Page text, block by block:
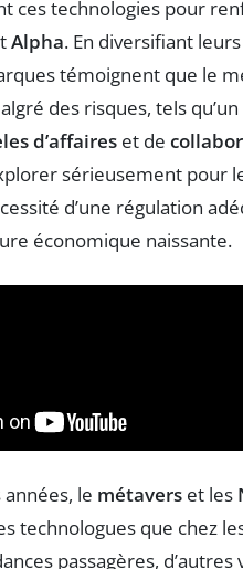
ces technologies pour
Alpha. En diversifiant
témoignent que le
des risques, tels qu’un
d’affaires et de
sérieusement pour
d’une régulation
économique naissante.
le métavers et les
technologues que chez
passagères,